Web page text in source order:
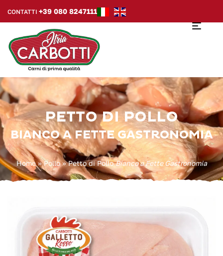
CONTATTI +39 080 8247111
PETTO DI POLLO
BIANCO A FETTE GASTRONOMIA
Home»Pollo»Petto di PolloBianco a Fette Gastronomia